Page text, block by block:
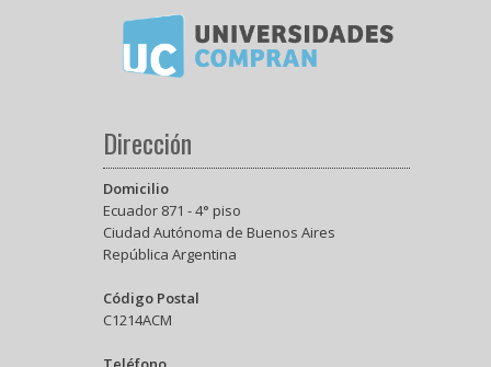
Dirección
Domicilio
Ecuador 871 - 4° piso
Ciudad Autónoma de Buenos Aires
República Argentina
Código Postal
C1214ACM